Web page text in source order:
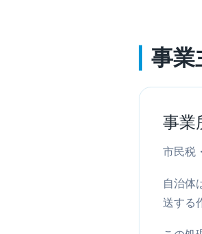
事業
事業
市民税
自治体
送する